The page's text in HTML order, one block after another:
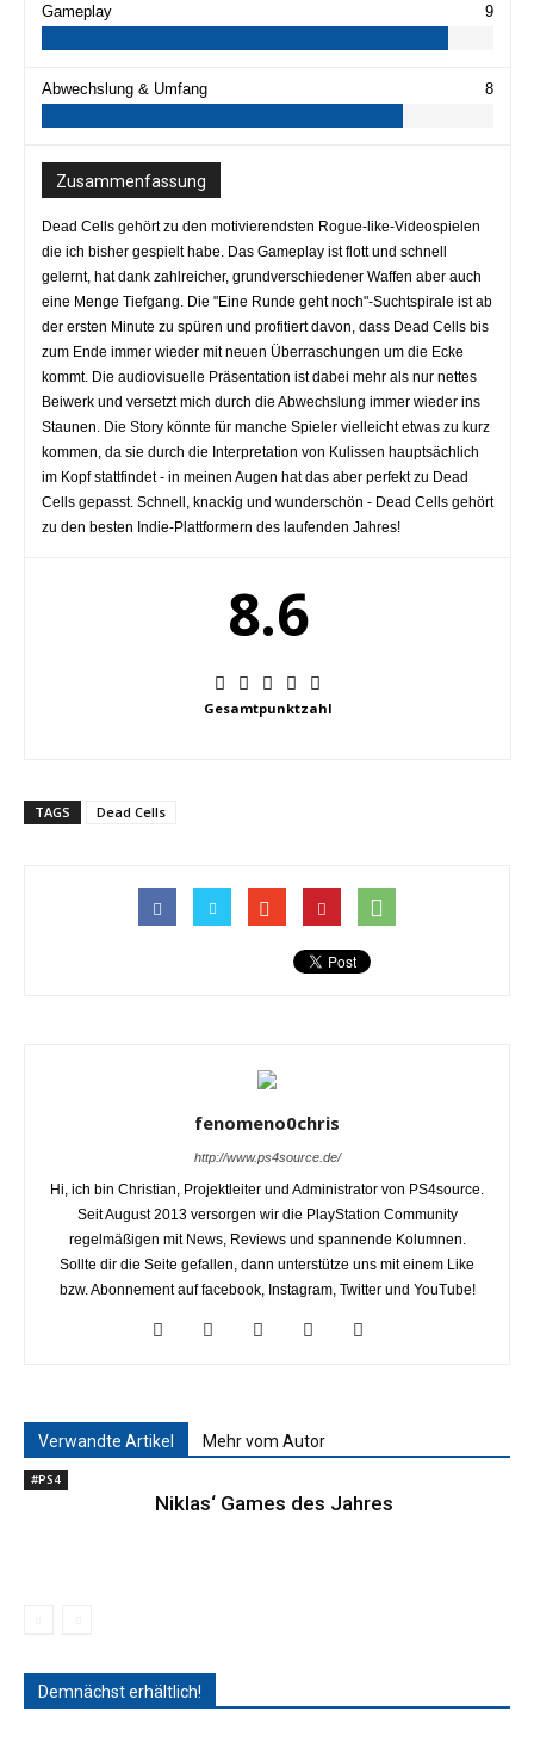
Gameplay 9
Abwechslung & Umfang 8
Zusammenfassung
Dead Cells gehört zu den motivierendsten Rogue-like-Videospielen
die ich bisher gespielt habe. Das Gameplay ist flott und schnell
gelernt, hat dank zahlreicher, grundverschiedener Waffen aber auch
eine Menge Tiefgang. Die "Eine Runde geht noch"-Suchtspirale ist ab
der ersten Minute zu spüren und profitiert davon, dass Dead Cells bis
zum Ende immer wieder mit neuen Überraschungen um die Ecke
kommt. Die audiovisuelle Präsentation ist dabei mehr als nur nettes
Beiwerk und versetzt mich durch die Abwechslung immer wieder ins
Staunen. Die Story könnte für manche Spieler vielleicht etwas zu kurz
kommen, da sie durch die Interpretation von Kulissen hauptsächlich
im Kopf stattfindet - in meinen Augen hat das aber perfekt zu Dead
Cells gepasst. Schnell, knackig und wunderschön - Dead Cells gehört
zu den besten Indie-Plattformern des laufenden Jahres!
8.6
Gesamtpunktzahl
TAGS Dead Cells
fenomeno0chris
http://www.ps4source.de/
Hi, ich bin Christian, Projektleiter und Administrator von PS4source.
Seit August 2013 versorgen wir die PlayStation Community
regelmäßigen mit News, Reviews und spannende Kolumnen.
Sollte dir die Seite gefallen, dann unterstütze uns mit einem Like
bzw. Abonnement auf facebook, Instagram, Twitter und YouTube!
Verwandte Artikel Mehr vom Autor
#PS4
Niklas‘ Games des Jahres
Demnächst erhältlich!